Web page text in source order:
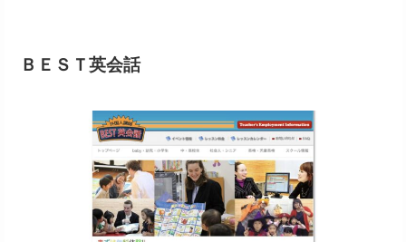
ＢＥＳＴ英会話